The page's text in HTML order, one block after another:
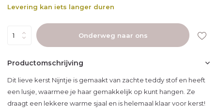
Levering kan iets langer duren
Onderweg naar ons
Productomschrijving
Dit lieve kerst Nijntje is gemaakt van zachte teddy stof en heeft
een lusje, waarmee je haar gemakkelijk op kunt hangen. Ze
draagt een lekkere warme sjaal en is helemaal klaar voor kerst!